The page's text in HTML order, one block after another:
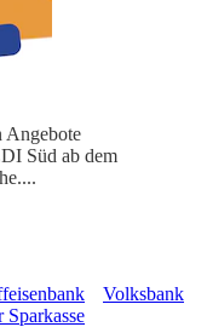
Angebote
Süd ab dem
...
Volksbank
Sparkasse